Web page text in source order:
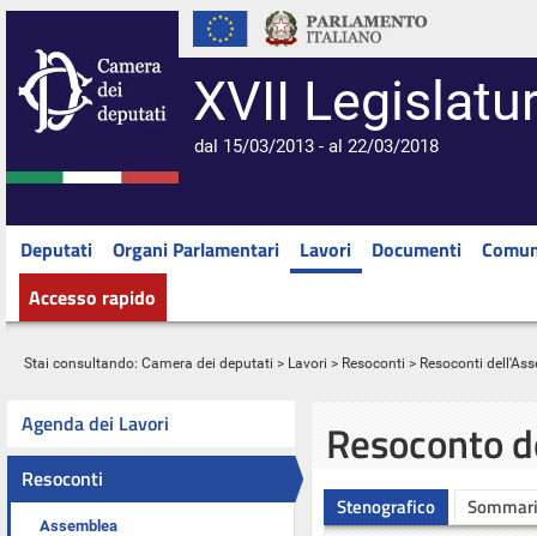
XVII
dal 15/03/2013 - al 22/03/2018
Deputati Organi Parlamentari Lavori Documenti
Accesso rapido
Stai consultando: Camera dei deputati > Lavori > Resoconti > Resoconti
Agenda dei Lavori
Resoconti
Assemblea
Resoconto
Stenografico